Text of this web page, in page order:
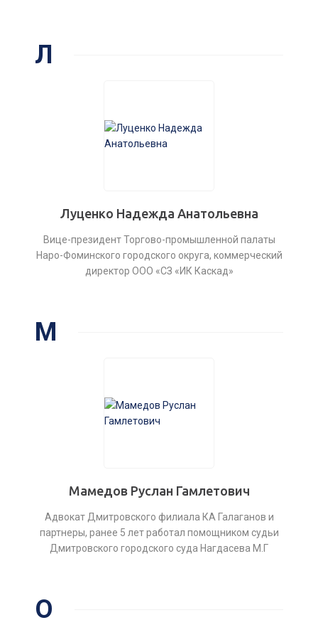
Л
Луценко Надежда Анатольевна
Вице-президент Торгово-промышленной палаты
Наро-Фоминского городского округа, коммерческий
директор ООО «СЗ «ИК Каскад»
М
Мамедов Руслан Гамлетович
Адвокат Дмитровского филиала КА Галаганов и
партнеры, ранее 5 лет работал помощником судьи
Дмитровского городского суда Нагдасева М.Г
О